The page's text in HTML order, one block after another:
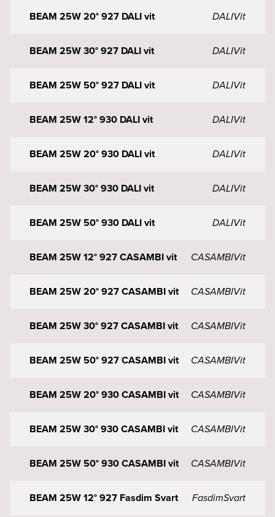
BEAM 25W 20° 927 DALI vit DALIVit
BEAM 25W 30° 927 DALI vit DALIVit
BEAM 25W 50° 927 DALI vit DALIVit
BEAM 25W 12° 930 DALI vit DALIVit
BEAM 25W 20° 930 DALI vit DALIVit
BEAM 25W 30° 930 DALI vit DALIVit
BEAM 25W 50° 930 DALI vit DALIVit
BEAM 25W 12° 927 CASAMBI vit CASAMBIVit
BEAM 25W 20° 927 CASAMBI vit CASAMBIVit
BEAM 25W 30° 927 CASAMBI vit CASAMBIVit
BEAM 25W 50° 927 CASAMBI vit CASAMBIVit
BEAM 25W 20° 930 CASAMBI vit CASAMBIVit
BEAM 25W 30° 930 CASAMBI vit CASAMBIVit
BEAM 25W 50° 930 CASAMBI vit CASAMBIVit
BEAM 25W 12° 927 Fasdim Svart FasdimSvart